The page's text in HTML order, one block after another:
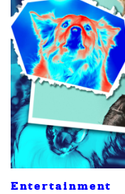
Entertainment